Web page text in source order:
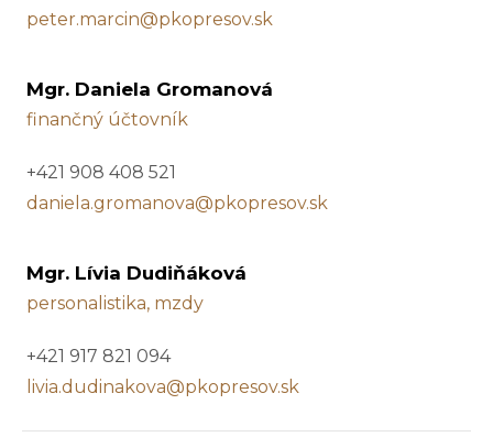
peter.marcin@pkopresov.sk
Mgr. Daniela Gromanová
finančný účtovník
+421 908 408 521
daniela.gromanova@pkopresov.sk
Mgr. Lívia Dudiňáková
personalistika, mzdy
+421 917 821 094
livia.dudinakova@pkopresov.sk